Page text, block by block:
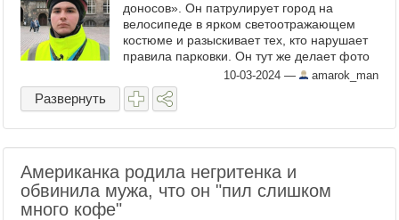
доносов». Он патрулирует город на
велосипеде в ярком светоотражающем
костюме и разыскивает тех, кто нарушает
правила парковки. Он тут же делает фото
на смартфон и сообщает о нарушителях
полиции. В родном городке он ...
10-03-2024 — amarok_man
Развернуть
Американка родила негритенка и
обвинила мужа, что он "пил слишком
много кофе"